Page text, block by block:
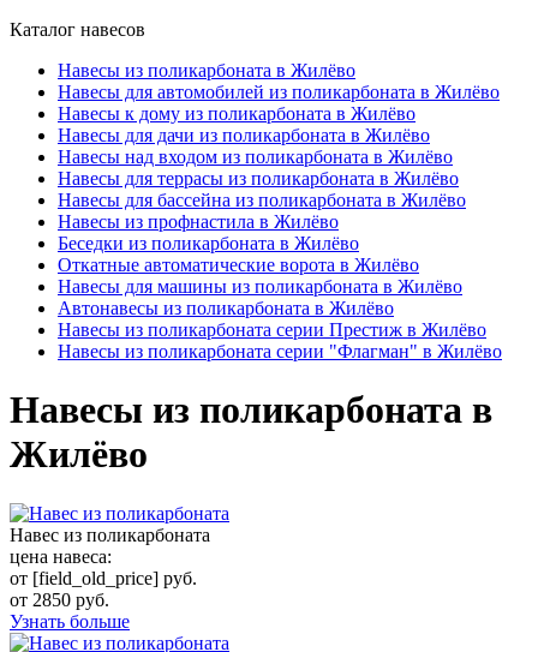
Каталог навесов
Навесы из поликарбоната в Жилёво
Навесы для автомобилей из поликарбоната в Жилёво
Навесы к дому из поликарбоната в Жилёво
Навесы для дачи из поликарбоната в Жилёво
Навесы над входом из поликарбоната в Жилёво
Навесы для террасы из поликарбоната в Жилёво
Навесы для бассейна из поликарбоната в Жилёво
Навесы из профнастила в Жилёво
Беседки из поликарбоната в Жилёво
Откатные автоматические ворота в Жилёво
Навесы для машины из поликарбоната в Жилёво
Автонавесы из поликарбоната в Жилёво
Навесы из поликарбоната серии Престиж в Жилёво
Навесы из поликарбоната серии "Флагман" в Жилёво
Навесы из поликарбоната в
Жилёво
Навес из поликарбоната
цена навеса:
от [field_old_price] руб.
от 2850 руб.
Узнать больше